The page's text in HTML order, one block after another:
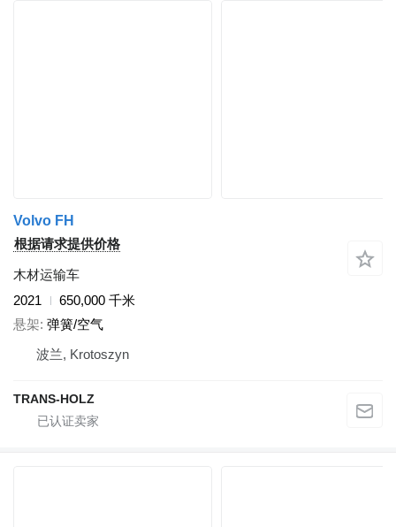
Volvo FH
根据请求提供价格
木材运输车
2021
650,000 千米
悬架 弹簧/空气
波兰, Krotoszyn
TRANS-HOLZ